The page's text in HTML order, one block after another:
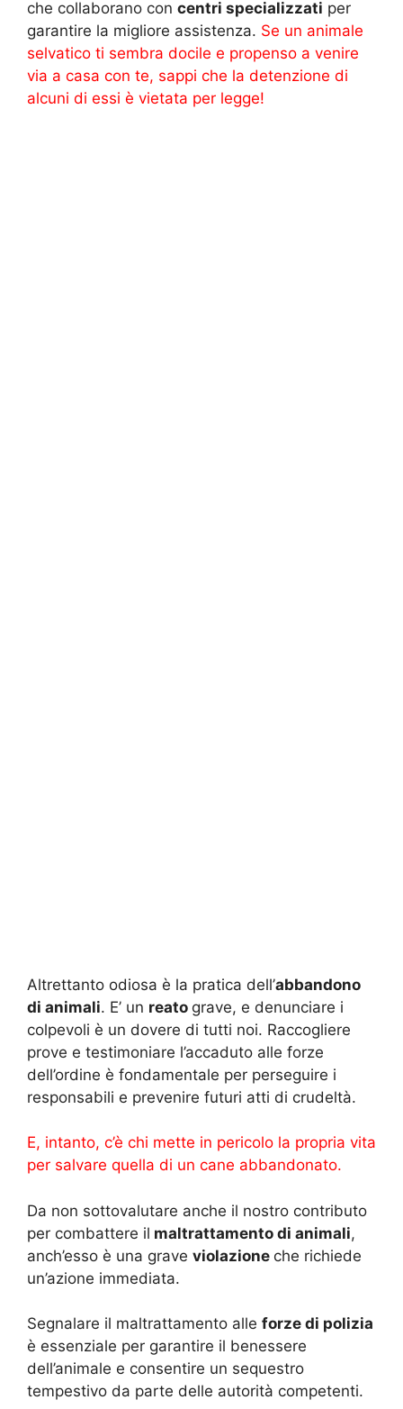
che collaborano con centri specializzati per
garantire la migliore assistenza. Se un animale
selvatico ti sembra docile e propenso a venire
via a casa con te, sappi che la detenzione di
alcuni di essi è vietata per legge!
Altrettanto odiosa è la pratica dell’abbandono
di animali. E’ un reato grave, e denunciare i
colpevoli è un dovere di tutti noi. Raccogliere
prove e testimoniare l’accaduto alle forze
dell’ordine è fondamentale per perseguire i
responsabili e prevenire futuri atti di crudeltà.
E, intanto, c’è chi mette in pericolo la propria vita
per salvare quella di un cane abbandonato.
Da non sottovalutare anche il nostro contributo
per combattere il maltrattamento di animali,
anch’esso è una grave violazione che richiede
un’azione immediata.
Segnalare il maltrattamento alle forze di polizia
è essenziale per garantire il benessere
dell’animale e consentire un sequestro
tempestivo da parte delle autorità competenti.